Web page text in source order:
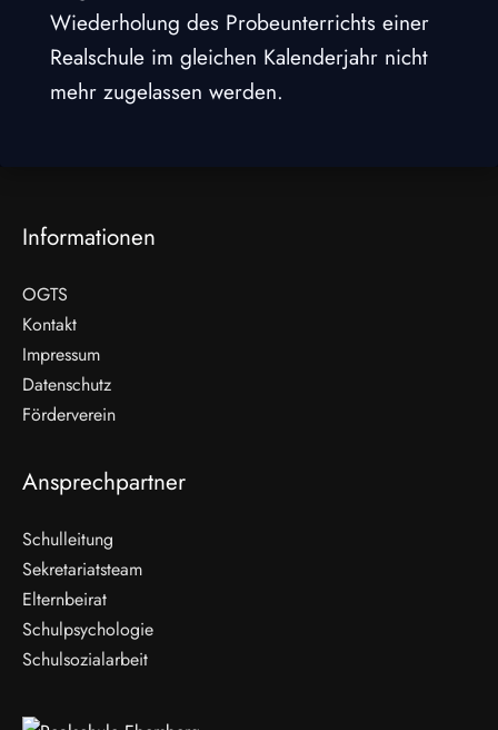
Wiederholung des Probeunterrichts einer
Realschule im gleichen Kalenderjahr nicht
mehr zugelassen werden.
Informationen
OGTS
Kontakt
Impressum
Datenschutz
Förderverein
Ansprechpartner
Schulleitung
Sekretariatsteam
Elternbeirat
Schulpsychologie
Schulsozialarbeit